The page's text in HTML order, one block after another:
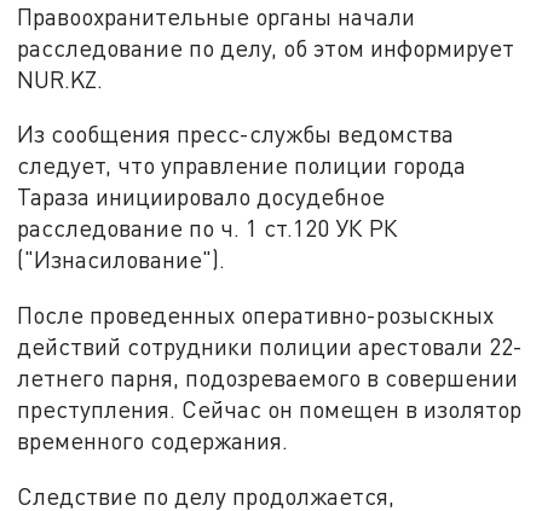
Правоохранительные органы начали
расследование по делу, об этом информирует
NUR.KZ.
Из сообщения пресс-службы ведомства
следует, что управление полиции города
Тараза инициировало досудебное
расследование по ч. 1 ст.120 УК РК
("Изнасилование").
После проведенных оперативно-розыскных
действий сотрудники полиции арестовали 22-
летнего парня, подозреваемого в совершении
преступления. Сейчас он помещен в изолятор
временного содержания.
Следствие по делу продолжается,